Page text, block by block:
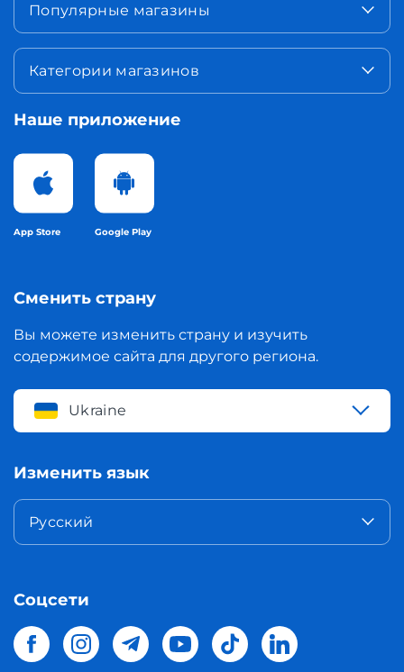
Популярные магазины
Категории магазинов
Наше приложение
App Store Google Play
Сменить страну
Вы можете изменить страну и изучить
содержимое сайта для другого региона.
Ukraine
Изменить язык
Русский
Соцсети